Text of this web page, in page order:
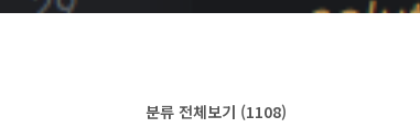
분류 전체보기 (1108)